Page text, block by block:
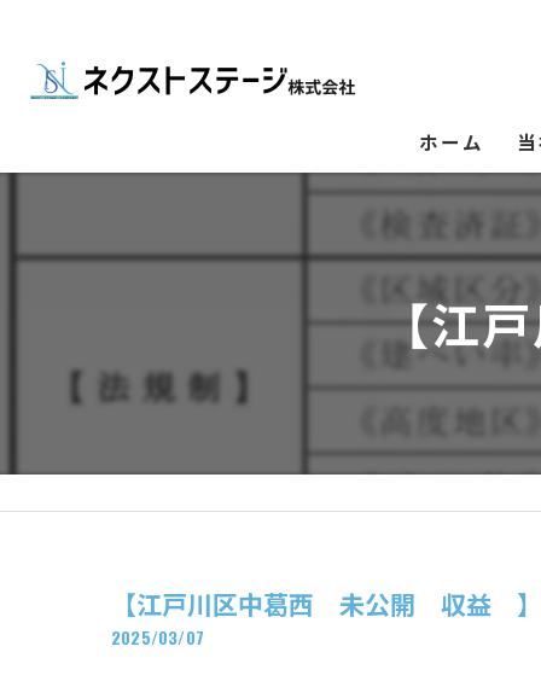
ホーム
【江
【江戸川区中葛西 未公開 収益 】
2025/03/07